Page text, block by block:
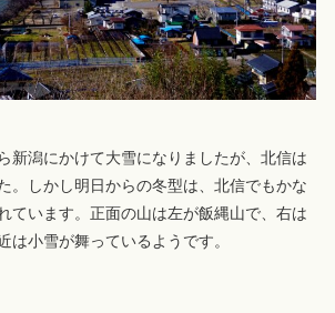
新潟にかけて大雪になりましたが、北信は
。しかし明日からの冬型は、北信でもかな
ています。正面の山は左が飯縄山で、右は
は小雪が舞っているようです。